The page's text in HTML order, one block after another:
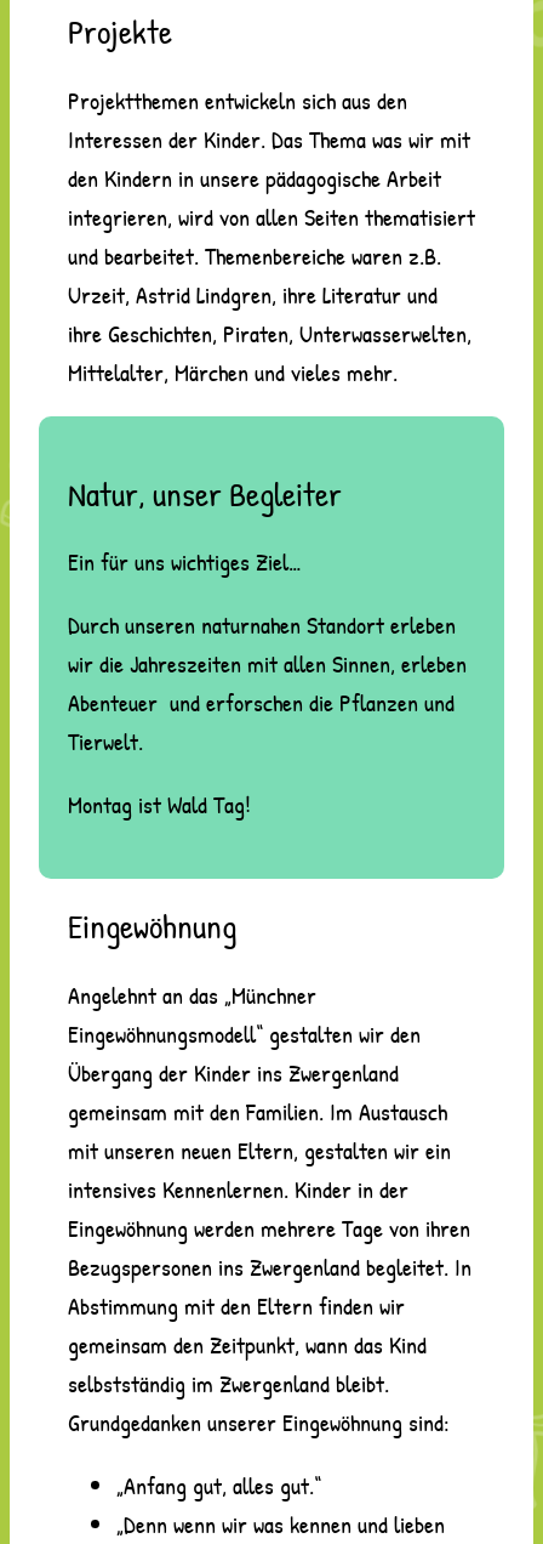
Projekte
Projektthemen entwickeln sich aus den
Interessen der Kinder. Das Thema was wir mit
den Kindern in unsere pädagogische Arbeit
integrieren, wird von allen Seiten thematisiert
und bearbeitet. Themenbereiche waren z.B.
Urzeit, Astrid Lindgren, ihre Literatur und
ihre Geschichten, Piraten, Unterwasserwelten,
Mittelalter, Märchen und vieles mehr.
Natur, unser Begleiter
Ein für uns wichtiges Ziel…
Durch unseren naturnahen Standort erleben
wir die Jahreszeiten mit allen Sinnen, erleben
Abenteuer und erforschen die Pflanzen und
Tierwelt.
Montag ist Wald Tag!
Eingewöhnung
Angelehnt an das „Münchner
Eingewöhnungsmodell“ gestalten wir den
Übergang der Kinder ins Zwergenland
gemeinsam mit den Familien. Im Austausch
mit unseren neuen Eltern, gestalten wir ein
intensives Kennenlernen. Kinder in der
Eingewöhnung werden mehrere Tage von ihren
Bezugspersonen ins Zwergenland begleitet. In
Abstimmung mit den Eltern finden wir
gemeinsam den Zeitpunkt, wann das Kind
selbstständig im Zwergenland bleibt.
Grundgedanken unserer Eingewöhnung sind:
„Anfang gut, alles gut.“
„Denn wenn wir was kennen und lieben